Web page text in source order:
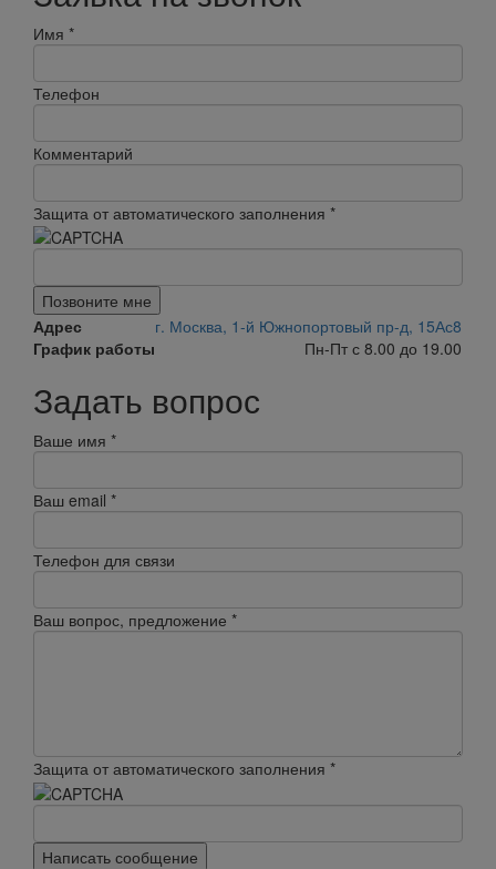
Имя *
Телефон
Комментарий
Защита от автоматического заполнения *
Позвоните мне
Адрес
г. Москва, 1-й Южнопортовый пр-д, 15Ас8
График работы
Пн-Пт с 8.00 до 19.00
Задать вопрос
Ваше имя *
Ваш email *
Телефон для связи
Ваш вопрос, предложение *
Защита от автоматического заполнения *
Написать сообщение